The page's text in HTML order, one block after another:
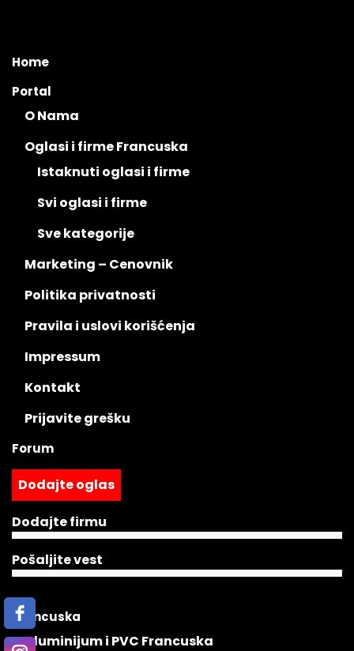
Home
Portal
O Nama
Oglasi i firme Francuska
Istaknuti oglasi i firme
Svi oglasi i firme
Sve kategorije
Marketing – Cenovnik
Politika privatnosti
Pravila i uslovi korišćenja
Impressum
Kontakt
Prijavite grešku
Forum
Dodajte oglas
Dodajte firmu
Pošaljite vest
Francuska
Aluminijum i PVC Francuska